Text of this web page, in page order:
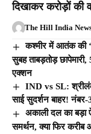
दिखाकर करोड़ों
The Hill India
कश्मीर में आतंक की
सुबह ताबड़तोड़
एक्शन
IND vs SL:
साई सुदर्शन बाहर!
अकाली दल का बड़ा
समर्थन, क्या फिर